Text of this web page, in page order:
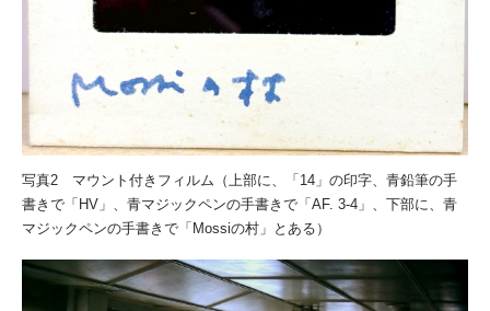
写真2 マウント付きフィルム（上部に、「14」の印字、青鉛筆の手
書きで「HV」、青マジックペンの手書きで「AF. 3-4」、下部に、青
マジックペンの手書きで「Mossiの村」とある）